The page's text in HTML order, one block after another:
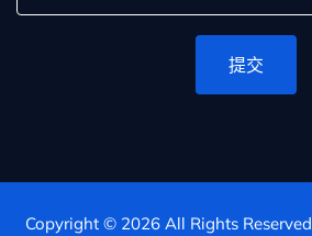
提交
Copyright © 2026 All Rights Reserved